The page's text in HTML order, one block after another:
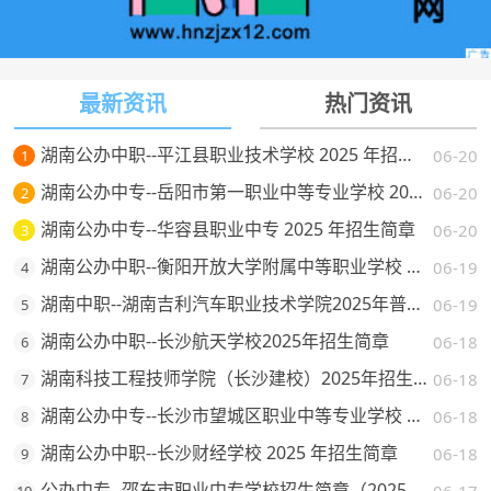
最新资讯 热门资讯
1 06-20
湖南公办中职--平江县职业技术学校 2025 年招生简章
2 06-20
湖南公办中专--岳阳市第一职业中等专业学校 2025 年招生简章
3 06-20
湖南公办中专--华容县职业中专 2025 年招生简章
4 06-19
湖南公办中职--衡阳开放大学附属中等职业学校 2025 年招生简章
5 06-19
湖南中职--湖南吉利汽车职业技术学院2025年普通高校招生章程
6 06-18
湖南公办中职--长沙航天学校2025年招生简章
7 06-18
湖南科技工程技师学院（长沙建校）2025年招生简章
8 06-18
湖南公办中专--长沙市望城区职业中等专业学校 2025 年招生简章
9 06-18
湖南公办中职--长沙财经学校 2025 年招生简章